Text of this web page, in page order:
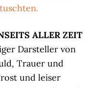
ALLER ZEIT
Darsteller von
Trauer und
und leiser